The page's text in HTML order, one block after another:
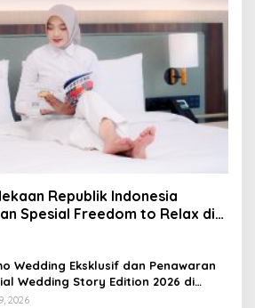
Republik Indonesia
Spesial Freedom to Relax di
Bukit Randu
Wedding Eksklusif dan Penawaran
Wedding Story Edition 2026 di
Belhotel Lampung
2026